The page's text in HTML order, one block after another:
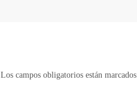
Los campos obligatorios están marcados